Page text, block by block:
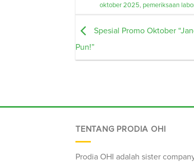
oktober 2025, pemeriksaan
Spesial Promo Oktober
Pun!”
TENTANG PRODIA OHI
Prodia OHI adalah sister